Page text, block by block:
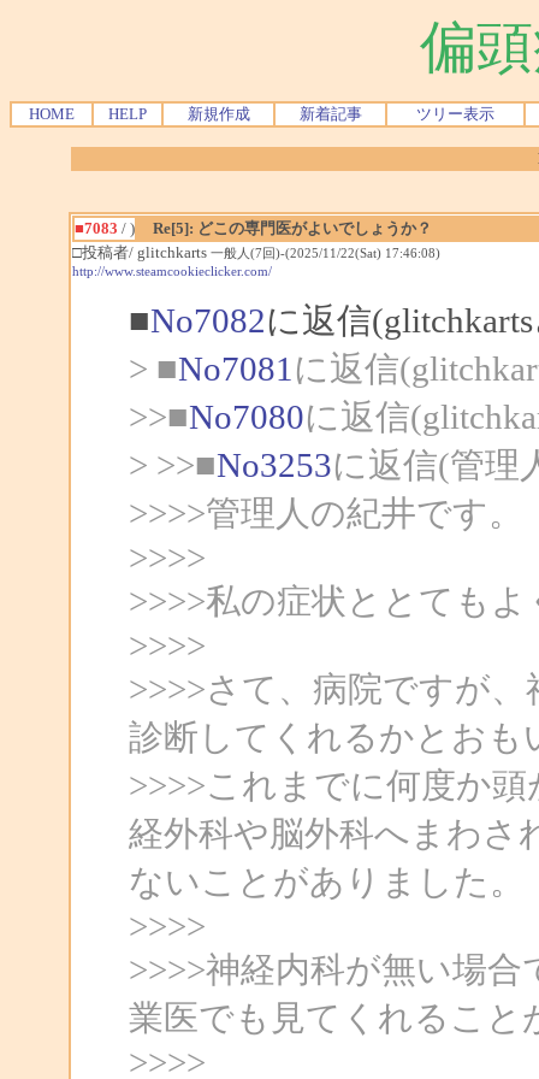
偏
HOME HELP 新規作成 新着記事 ツリー表示
■7083 / )
Re[5]: どこの専門医がよいでしょうか？
□投稿者/ glitchkarts 一般人(7回)-(2025/11/22(Sat) 17:46:08)
http://www.steamcookieclicker.com/
■No7082に返信
> ■No7081 に返信
>>■No7080に返信
> >>■No3253に返信(管理
>>>>管理人の紀井です。
>>>>
>>>>私の症状ととても
>>>>
>>>>さて、病院ですが
診断してくれるかとおも
>>>>これまでに何度か
経外科や脳外科へまわさ
ないことがありました。
>>>>
>>>>神経内科が無い場
業医でも見てくれること
>>>>